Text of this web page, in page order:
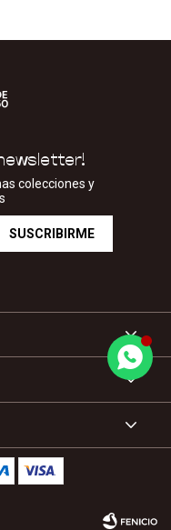
colecciones y
SUSCRIBIRME